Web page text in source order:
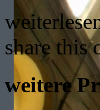
share this
weitere